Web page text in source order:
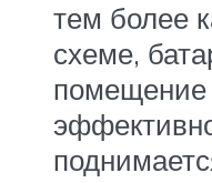
тем более
схеме,
помещение